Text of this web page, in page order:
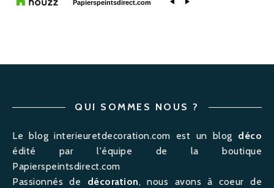
QUI SOMMES NOUS ?
Le blog interieuretdecoration.com est un blog déco
édité par l'équipe de la boutique
Papierspeintsdirect.com
Passionnés de décoration, nous avons à coeur de